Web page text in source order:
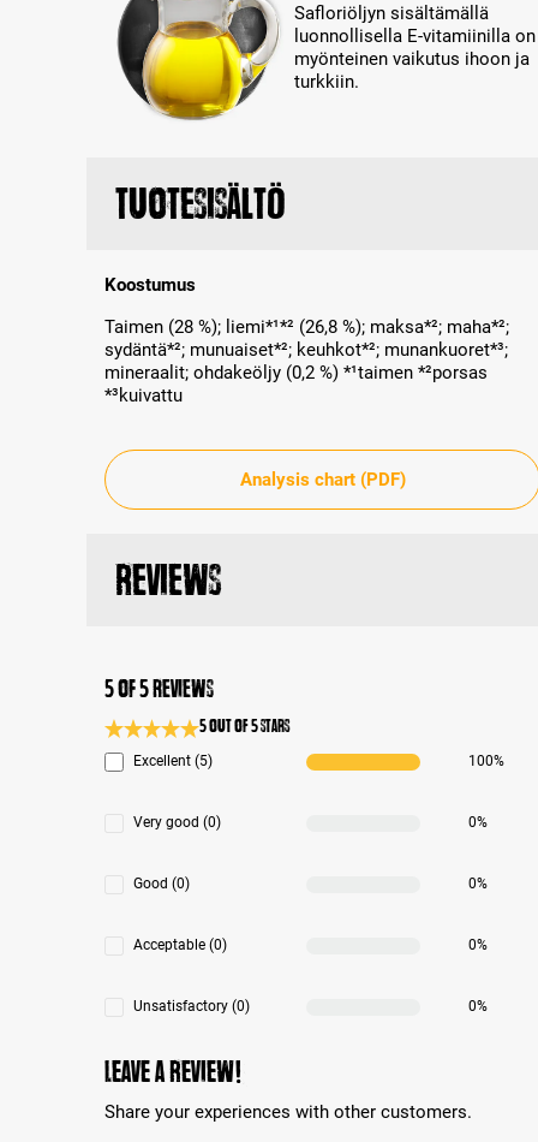
Safloriöljyn sisältämällä
luonnollisella E-vitamiinilla on
myönteinen vaikutus ihoon ja
turkkiin.
Tuotesisältö
Koostumus
Taimen (28 %); liemi*¹*² (26,8 %); maksa*²; maha*²;
sydäntä*²; munuaiset*²; keuhkot*²; munankuoret*³;
mineraalit; ohdakeöljy (0,2 %) *¹taimen *²porsas
*³kuivattu
Analysis chart (PDF)
Reviews
5 of 5 reviews
Average rating 5 of 5 Stars
5 out of 5 stars
Excellent (5) 100%
Very good (0) 0%
Good (0) 0%
Acceptable (0) 0%
Unsatisfactory (0) 0%
Leave a review!
Share your experiences with other customers.